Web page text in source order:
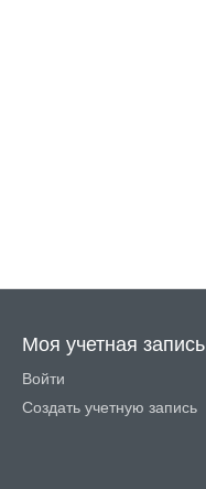
Моя учетная запись
Войти
Создать учетную запись